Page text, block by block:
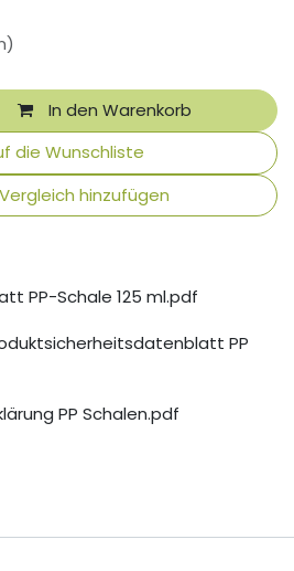
In den Warenkorb
hinzufügen
die Wunschliste
PP-Schale 125 ml.pdf
PP
PP Schalen.pdf